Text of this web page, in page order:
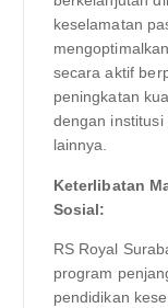
keselamatan
secara aktif
peningkatan
dengan
lainnya.
Keterlibatan
Sosial:
RS Royal
program
pendidikan